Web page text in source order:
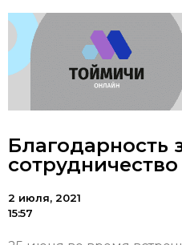
Благодарность
сотрудничество
2 июля, 2021
15:57